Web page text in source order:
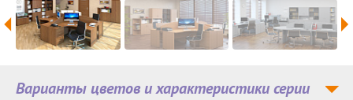
Варианты цветов и характеристики серии